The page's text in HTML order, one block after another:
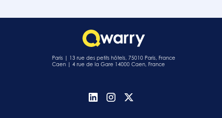
Paris | 13 rue des petits hôtels, 75010 Paris, France
Caen | 4 rue de la Gare 14000 Caen, France